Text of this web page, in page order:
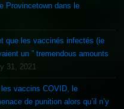
Provincetown dans le
que les vaccinés infectés (ie
un ” tremendous amounts
31, 2021
vaccins COVID, le
de punition alors qu’il n’y